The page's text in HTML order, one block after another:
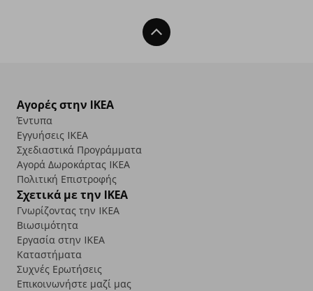
Back To Top
Αγορές στην IKEA
Έντυπα
Εγγυήσεις IKEA
Σχεδιαστικά Προγράμματα
Αγορά Δωρoκάρτας IKEA
Πολιτική Επιστροφής
Σχετικά με την IKEA
Γνωρίζοντας την IKEA
Βιωσιμότητα
Εργασία στην IKEA
Καταστήματα
Συχνές Ερωτήσεις
Επικοινωνήστε μαζί μας